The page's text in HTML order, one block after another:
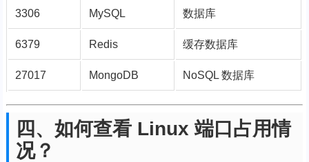
3306 MySQL 数据库
6379 Redis 缓存数据库
27017 MongoDB NoSQL 数据库
四、如何查看 Linux 端口占用情
况？